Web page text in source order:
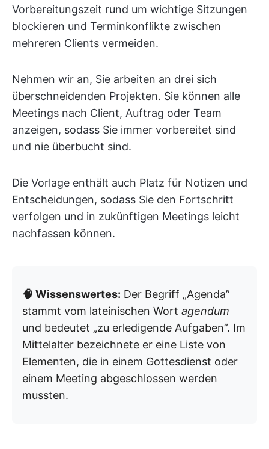
Vorbereitungszeit rund um wichtige Sitzungen
blockieren und Terminkonflikte zwischen
mehreren Clients vermeiden.
Nehmen wir an, Sie arbeiten an drei sich
überschneidenden Projekten. Sie können alle
Meetings nach Client, Auftrag oder Team
anzeigen, sodass Sie immer vorbereitet sind
und nie überbucht sind.
Die Vorlage enthält auch Platz für Notizen und
Entscheidungen, sodass Sie den Fortschritt
verfolgen und in zukünftigen Meetings leicht
nachfassen können.
🧠 Wissenswertes: Der Begriff „Agenda”
stammt vom lateinischen Wort agendum
und bedeutet „zu erledigende Aufgaben”. Im
Mittelalter bezeichnete er eine Liste von
Elementen, die in einem Gottesdienst oder
einem Meeting abgeschlossen werden
mussten.